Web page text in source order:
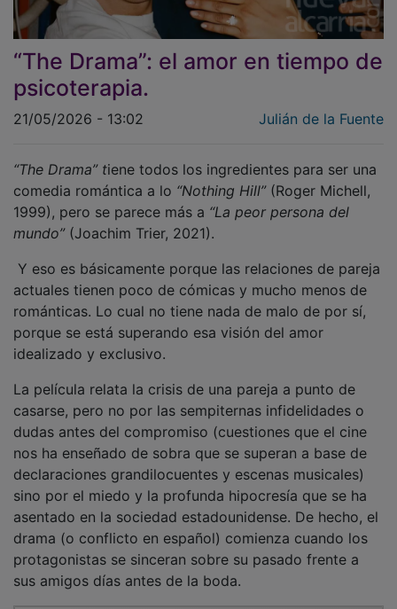
“The Drama”: el amor en tiempo de
psicoterapia.
comedia romántica a lo“Nothing Hill”(Roger Michell,
1999), pero se parece más a“La peor persona del
mundo”(Joachim Trier, 2021).
actuales tienen poco de cómicas y mucho menos de
románticas. Lo cual no tiene nada de malo de por sí,
porque se está superando esa visión del amor
idealizado y exclusivo.
casarse, pero no por las sempiternas infidelidades o
dudas antes del compromiso (cuestiones que el cine
nos ha enseñado de sobra que se superan a base de
declaraciones grandilocuentes y escenas musicales)
sino por el miedo y la profunda hipocresía que se ha
asentado en la sociedad estadounidense. De hecho, el
drama (o conflicto en español) comienza cuando los
protagonistas se sinceran sobre su pasado frente a
sus amigos días antes de la boda.